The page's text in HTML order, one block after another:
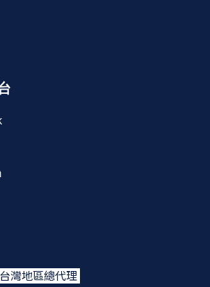
灣地區總代理